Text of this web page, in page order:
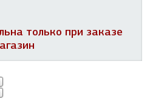
только при заказе